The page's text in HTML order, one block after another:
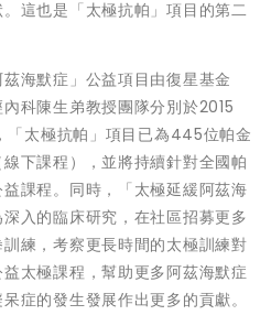
這也是「太極抗帕」項目的第二
海默症」公益項目由復星基金
科陳生弟教授團隊分別於2015
「太極抗帕」項目已為445位帕金
下課程），並將持續針對全國帕
課程。同時，「太極延緩阿茲海
入的臨床研究，在社區招募更多
練，考察更長時間的太極訓練對
太極課程，幫助更多阿茲海默症
症的發生發展作出更多的貢獻。